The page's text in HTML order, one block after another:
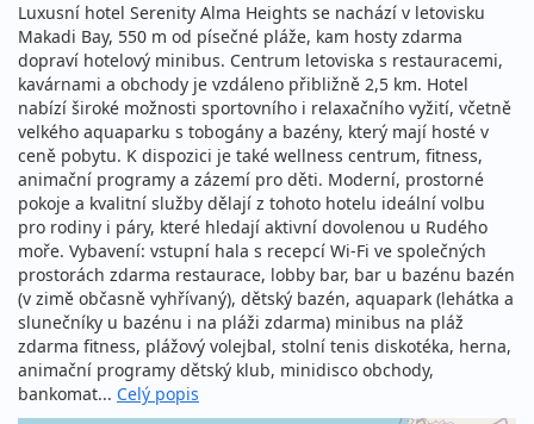
Luxusní hotel Serenity Alma Heights se nachází v letovisku
Makadi Bay, 550 m od písečné pláže, kam hosty zdarma
dopraví hotelový minibus. Centrum letoviska s restauracemi,
kavárnami a obchody je vzdáleno přibližně 2,5 km. Hotel
nabízí široké možnosti sportovního i relaxačního vyžití, včetně
velkého aquaparku s tobogány a bazény, který mají hosté v
ceně pobytu. K dispozici je také wellness centrum, fitness,
animační programy a zázemí pro děti. Moderní, prostorné
pokoje a kvalitní služby dělají z tohoto hotelu ideální volbu
pro rodiny i páry, které hledají aktivní dovolenou u Rudého
moře. Vybavení: vstupní hala s recepcí Wi-Fi ve společných
prostorách zdarma restaurace, lobby bar, bar u bazénu bazén
(v zimě občasně vyhřívaný), dětský bazén, aquapark (lehátka a
slunečníky u bazénu i na pláži zdarma) minibus na pláž
zdarma fitness, plážový volejbal, stolní tenis diskotéka, herna,
animační programy dětský klub, minidisco obchody,
bankomat... Celý popis